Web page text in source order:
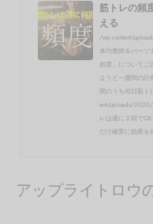
筋トレの頻
える
/wp-content/
体均整師＆パーソ
頻度」について
ようと一週間の計
間のうち何日筋
ent/uploads/2020/
レは週に２回で
だけ確実に効果を
アップライトロウ